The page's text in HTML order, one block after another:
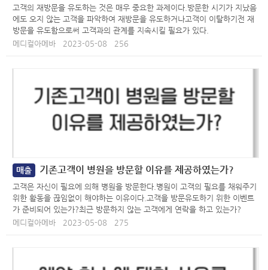
고객의 재방문을 유도하는 것은 매우 중요한 과제이다.방문한 시기가 지났음
에도 오지 않는 고객을 파악하여 재방문을 유도하거나고객이 이탈하기전 재
방문을 유도함으로써 고객과의 관계를 지속시킬 필요가 있다.
메디컬아메바
2023-05-08 256
매출 기존고객이 병원을 방문할 이유를 제공하였는가?
고객은 자신이 필요에 의해 병원을 방문한다.병원이 고객의 필요를 채워주기
위한 활동을 끊임없이 해야하는 이유이다.고객을 방문유도하기 위한 이벤트
가 준비되어 있는가?최근 방문하지 않는 고객에게 연락을 하고 있는가?
메디컬아메바
2023-05-08 275